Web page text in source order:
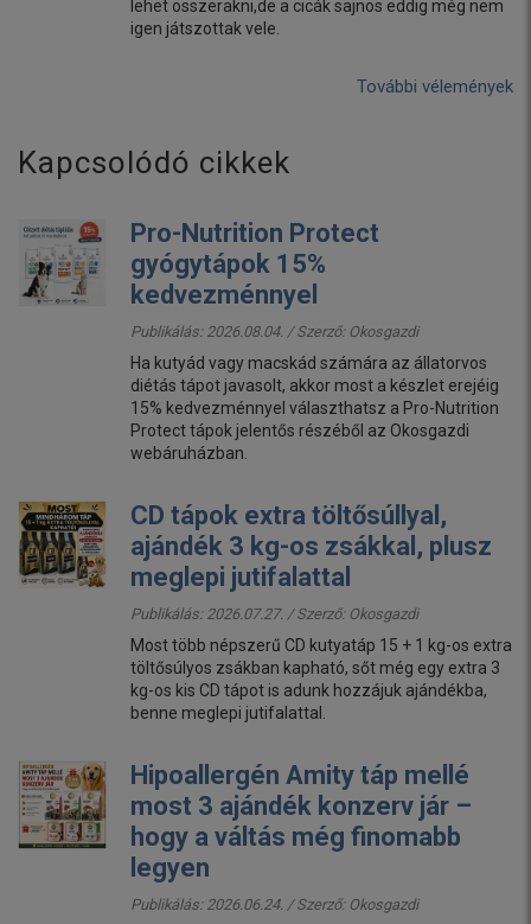
lehet összerakni,de a cicák sajnos eddig még nem
igen játszottak vele.
További vélemények
Kapcsolódó cikkek
Pro-Nutrition Protect
gyógytápok 15%
kedvezménnyel
Publikálás: 2026.08.04. / Szerző: Okosgazdi
Ha kutyád vagy macskád számára az állatorvos
diétás tápot javasolt, akkor most a készlet erejéig
15% kedvezménnyel választhatsz a Pro-Nutrition
Protect tápok jelentős részéből az Okosgazdi
webáruházban.
CD tápok extra töltősúllyal,
ajándék 3 kg-os zsákkal, plusz
meglepi jutifalattal
Publikálás: 2026.07.27. / Szerző: Okosgazdi
Most több népszerű CD kutyatáp 15 + 1 kg-os extra
töltősúlyos zsákban kapható, sőt még egy extra 3
kg-os kis CD tápot is adunk hozzájuk ajándékba,
benne meglepi jutifalattal.
Hipoallergén Amity táp mellé
most 3 ajándék konzerv jár –
hogy a váltás még finomabb
legyen
Publikálás: 2026.06.24. / Szerző: Okosgazdi